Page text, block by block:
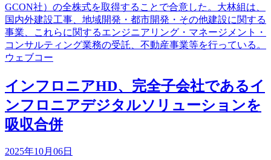
GCON社）の全株式を取得することで合意した。大林組は、
国内外建設工事、地域開発・都市開発・その他建設に関する
事業、これらに関するエンジニアリング・マネージメント・
コンサルティング業務の受託、不動産事業等を行っている。
ウェブコー
インフロニアHD、完全子会社であるイ
ンフロニアデジタルソリューションを
吸収合併
2025年10月06日